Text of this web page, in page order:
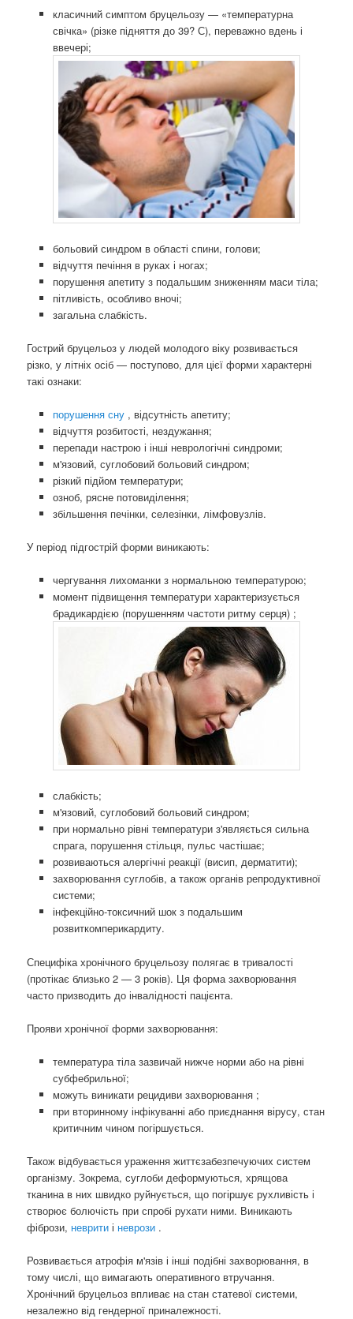
класичний симптом бруцельозу — «температурна
свічка» (різке підняття до 39? С), переважно вдень і
ввечері;
больовий синдром в області спини, голови;
відчуття печіння в руках і ногах;
порушення апетиту з подальшим зниженням маси тіла;
пітливість, особливо вночі;
загальна слабкість.
Гострий бруцельоз у людей молодого віку розвивається
різко, у літніх осіб — поступово, для цієї форми характерні
такі ознаки:
порушення сну , відсутність апетиту;
відчуття розбитості, нездужання;
перепади настрою і інші неврологічні синдроми;
м'язовий, суглобовий больовий синдром;
різкий підйом температури;
озноб, рясне потовиділення;
збільшення печінки, селезінки, лімфовузлів.
У період підгострій форми виникають:
чергування лихоманки з нормальною температурою;
момент підвищення температури характеризується
брадикардією (порушенням частоти ритму серця) ;
слабкість;
м'язовий, суглобовий больовий синдром;
при нормально рівні температури з'являється сильна
спрага, порушення стільця, пульс частішає;
розвиваються алергічні реакції (висип, дерматити);
захворювання суглобів, а також органів репродуктивної
системи;
інфекційно-токсичний шок з подальшим
розвиткомперикардиту.
Специфіка хронічного бруцельозу полягає в тривалості
(протікає близько 2 — 3 років). Ця форма захворювання
часто призводить до інвалідності пацієнта.
Прояви хронічної форми захворювання:
температура тіла зазвичай нижче норми або на рівні
субфебрильної;
можуть виникати рецидиви захворювання ;
при вторинному інфікуванні або приєднання вірусу, стан
критичним чином погіршується.
Також відбувається ураження життєзабезпечуючих систем
організму. Зокрема, суглоби деформуються, хрящова
тканина в них швидко руйнується, що погіршує рухливість і
створює болючість при спробі рухати ними. Виникають
фібрози, невритиі неврози .
Розвивається атрофія м'язів і інші подібні захворювання, в
тому числі, що вимагають оперативного втручання.
Хронічний бруцельоз впливає на стан статевої системи,
незалежно від гендерної приналежності.